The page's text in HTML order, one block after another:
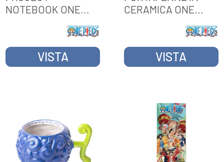
NOTEBOOK ONE
VISTA
CERAMICA ONE
VISTA